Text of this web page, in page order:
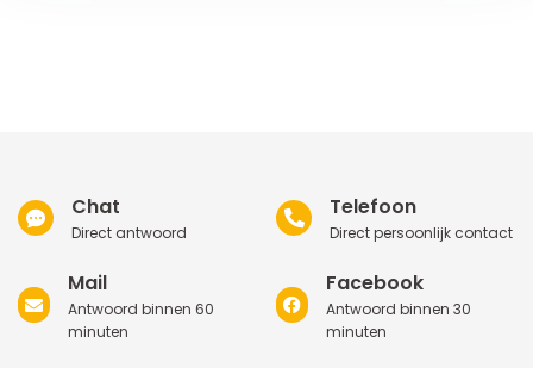
Chat
Direct antwoord
Telefoon
Direct persoonlijk contact
Mail
Antwoord binnen 60
minuten
Facebook
Antwoord binnen 30
minuten